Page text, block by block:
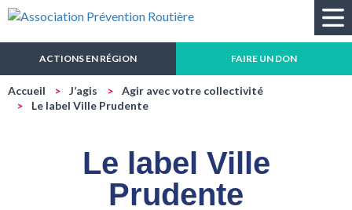
Recherche
ACTIONS EN RÉGION FAIRE UN DON
Accueil J’agis
Agir avec votre collectivité
Le label Ville Prudente
Le label Ville
Prudente